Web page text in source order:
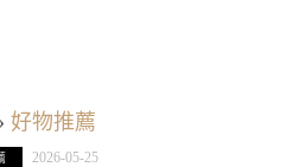
好物推薦
2026-05-25